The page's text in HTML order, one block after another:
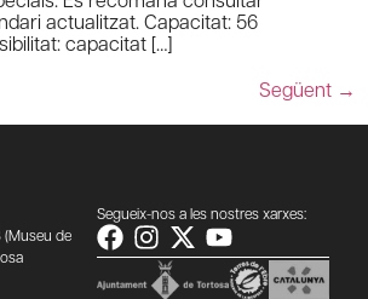
actualitzat. Capacitat: 56
capacitat […]
Següent →
(Museu de
Segueix-nos a les nostres xarxes: